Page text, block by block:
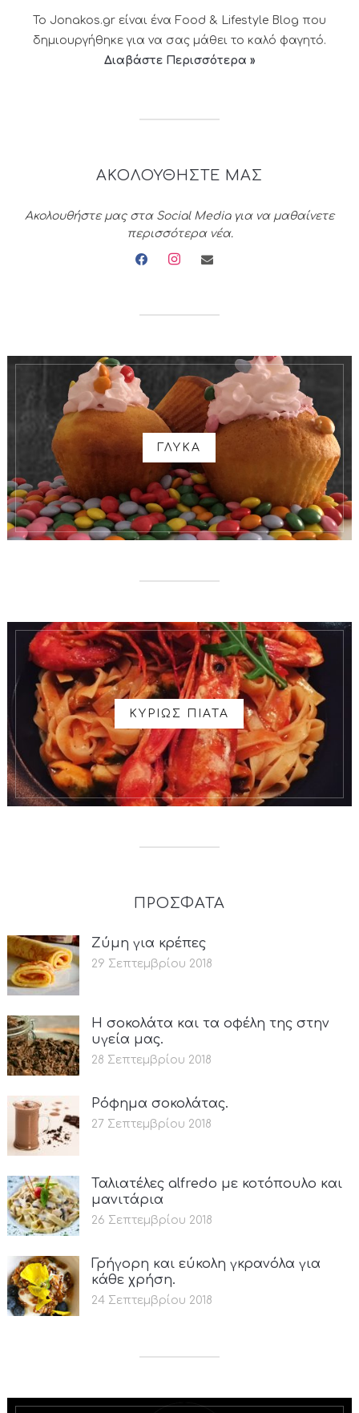
Το Jonakos.gr είναι ένα Food & Lifestyle Blog που
δημιουργήθηκε για να σας μάθει το καλό φαγητό.
Διαβάστε Περισσότερα »
ΑΚΟΛΟΥΘΗΣΤΕ ΜΑΣ
Ακολουθήστε μας στα Social Media για να μαθαίνετε
περισσότερα νέα.
facebookinstagramenvelope
ΓΛΥΚΑ
ΚΥΡΙΩΣ ΠΙΑΤΑ
ΠΡΟΣΦΑΤΑ
Ζύμη για κρέπες
29 Σεπτεμβρίου 2018
Η σοκολάτα και τα οφέλη της στην
υγεία μας.
28 Σεπτεμβρίου 2018
Ρόφημα σοκολάτας.
27 Σεπτεμβρίου 2018
Ταλιατέλες alfredo με κοτόπουλο και
μανιτάρια
26 Σεπτεμβρίου 2018
Γρήγορη και εύκολη γκρανόλα για
κάθε χρήση.
24 Σεπτεμβρίου 2018